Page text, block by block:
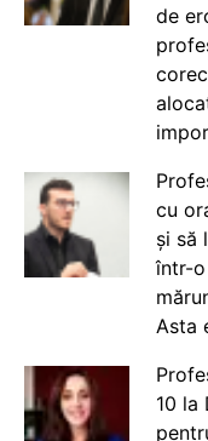
de
cu
și să
într-
Asta
10 la